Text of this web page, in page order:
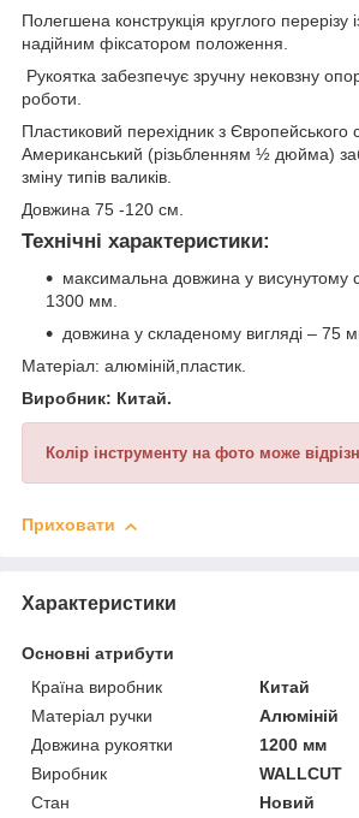
Полегшена конструкція круглого перерізу
надійним фіксатором положення.
Рукоятка забезпечує зручну нековзну
роботи.
Пластиковий перехідник з Європейського
Американський (різьбленням ½ дюйма)
зміну типів валиків.
Довжина 75 -120 см.
Технічні характеристики:
максимальна довжина у висунутому
1300 мм.
довжина у складеному вигляді – 75
Матеріал: алюміній,пластик.
Виробник: Китай.
Колір інструменту на фото може
Приховати
Характеристики
Основні атрибути
Країна виробник
Китай
Матеріал ручки
Алюміній
Довжина рукоятки
1200 мм
Виробник
WALLCUT
Стан
Новий